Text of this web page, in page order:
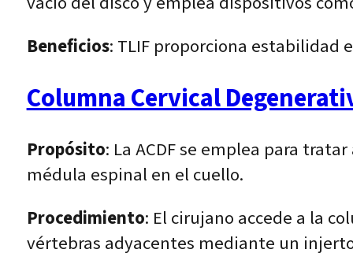
Beneficios: TLIF proporciona estabilidad
Columna Cervical
Propósito: La ACDF se emplea para
médula espinal en el cuello.
Procedimiento: El cirujano accede a la
vértebras adyacentes mediante un